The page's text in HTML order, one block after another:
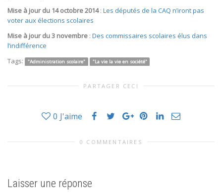
Mise à jour du 14 octobre 2014: Les députés de la CAQ n’iront pas
voter aux élections scolaires
Mise à jour du 3 novembre : Des commissaires scolaires élus dans
l’indifférence
Tags:
"Administration scolaire" "La vie la vie en société"
PARTAGER CECI
0 J'aime
0 COMMENTAIRES
Laisser une réponse